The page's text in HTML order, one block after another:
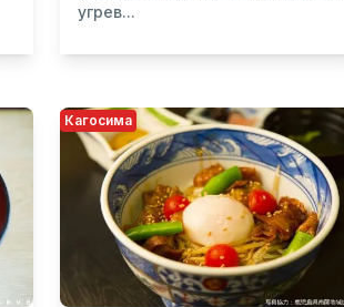
угрев...
Кагосима